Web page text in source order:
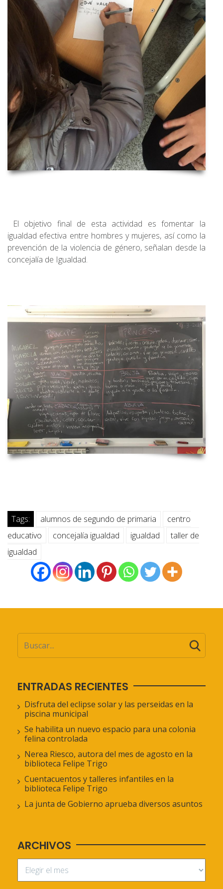
El objetivo final de esta actividad es fomentar la
igualdad efectiva entre hombres y mujeres, así como la
prevención de la violencia de género, señalan desde la
concejalía de Igualdad.
Tags: alumnos de segundo de primaria
centro
educativo
concejalía igualdad igualdad
taller de
igualdad
ENTRADAS RECIENTES
Disfruta del eclipse solar y las perseidas en la
piscina municipal
Se habilita un nuevo espacio para una colonia
felina controlada
Nerea Riesco, autora del mes de agosto en la
biblioteca Felipe Trigo
Cuentacuentos y talleres infantiles en la
biblioteca Felipe Trigo
La junta de Gobierno aprueba diversos asuntos
ARCHIVOS